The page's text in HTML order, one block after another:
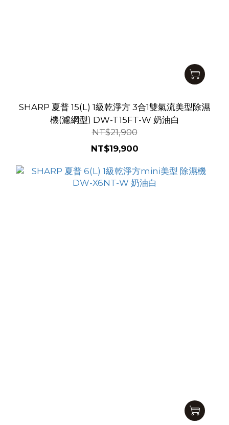
SHARP 夏普 15(L) 1級乾淨方 3合1雙氣流美型除濕
機(濾網型) DW-T15FT-W 奶油白
NT$21,900
NT$19,900